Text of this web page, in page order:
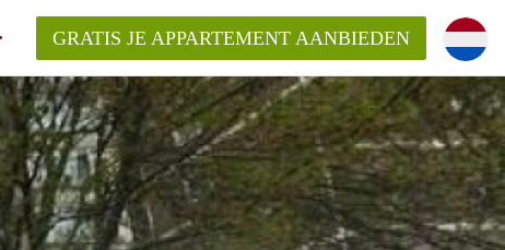
in Den Haag?
DenHaag?
GRATIS JE APPARTEMENT AANBIEDEN